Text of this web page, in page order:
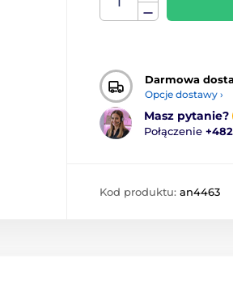
Darmowa
Opcje dostawy ›
Masz pytanie?
Połączenie
Kod produktu: an4463